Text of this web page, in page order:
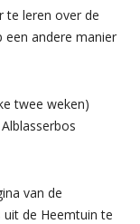
te leren over de
andere manier
twee weken)
van de
uit de Heemtuin te